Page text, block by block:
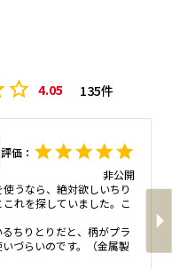
4.05 135
非公開
うなら、絶対欲しいちり
れを探していました。こ
ちりとりだと、柄がプラ
づらいのです。（金属製